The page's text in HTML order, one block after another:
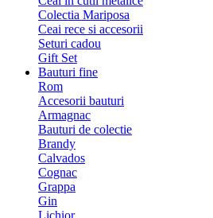
Colectia Mariposa
Ceai rece si accesorii
Seturi cadou
Gift Set
Bauturi fine
Rom
Accesorii bauturi
Armagnac
Bauturi de colectie
Brandy
Calvados
Cognac
Grappa
Gin
Lichior